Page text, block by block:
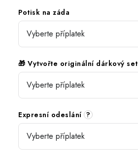
Potisk na záda
🎁 Vytvořte originální dárkový set
Expresní odeslání ?